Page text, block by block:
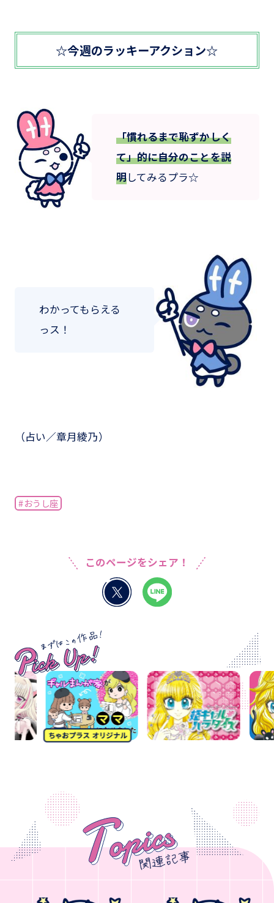
☆今週のラッキーアクション☆
「慣れるまで恥ずかしく
て」的に自分のことを説
明してみるプラ☆
わかってもらえる
っス！
（占い／章月綾乃）
#おうし座
このページをシェア！